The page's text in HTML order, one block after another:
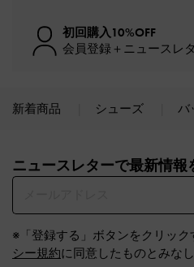
初回購入10%OFF
会員登録＋ニュースレ
新着商品 シューズ バ
ニュースレターで最新情報
※「登録する」ボタンをクリック
シー規約に同意したものとみなし